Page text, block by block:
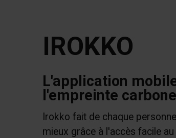
IROKKO
L'application
l'empreinte
Irokko fait de chaque
mieux grâce à l'accès facile